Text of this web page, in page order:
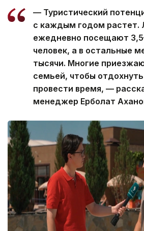
— Туристический
с каждым годом растет.
ежедневно посещают
человек, а в остальные
тысячи. Многие
семьей, чтобы
провести время, —
менеджер Ерболат